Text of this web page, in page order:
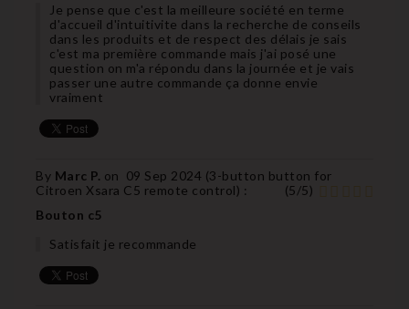
Je pense que c'est la meilleure société en terme
d'accueil d'intuitivite dans la recherche de conseils
dans les produits et de respect des délais je sais
c'est ma première commande mais j'ai posé une
question on m'a répondu dans la journée et je vais
passer une autre commande ça donne envie
vraiment
By Marc P. on 09 Sep 2024 (3-button button for
Citroen Xsara C5 remote control) : (5/5)
Bouton c5
Satisfait je recommande